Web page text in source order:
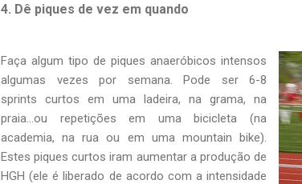
4. Dê piques de vez em quando
Faça algum tipo de piques anaeróbicos intensos
algumas vezes por semana. Pode ser 6-8
sprints curtos em uma ladeira, na grama, na
praia...ou repetições em uma bicicleta (na
academia, na rua ou em uma mountain bike).
Estes piques curtos iram aumentar a produção de
HGH (ele é liberado de acordo com a intensidade